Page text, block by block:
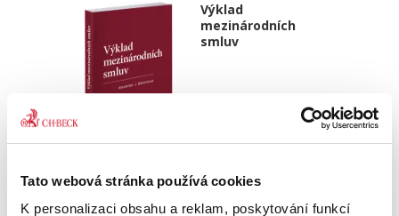
Tato webová stránka používá cookies
K personalizaci obsahu a reklam, poskytování funkcí
Výklad
mezinárodních
smluv
690,00 Kč